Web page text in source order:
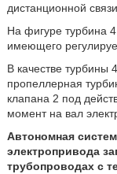
дистанционной
На фигуре турбина 4
имеющего
В качестве турбины
пропеллерная
клапана 2 под
момент на вал
Автономная
электропривода
трубопроводах с